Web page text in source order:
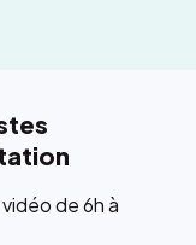
de 6h à